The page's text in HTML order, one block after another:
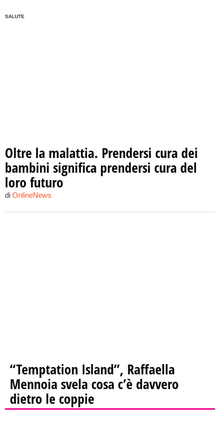
SALUTE
Oltre la malattia. Prendersi cura dei
bambini significa prendersi cura del
loro futuro
di OnlineNews
“Temptation Island”, Raffaella
Mennoia svela cosa c’è davvero
dietro le coppie